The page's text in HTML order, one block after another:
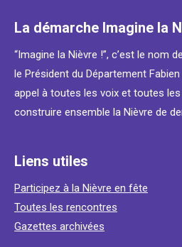
La démarche Imagine la
“Imagine la Nièvre !”, c’est le nom
le Président du Département
appel à toutes les voix et toutes
construire ensemble la Nièvre de
Liens utiles
Participez à la Nièvre en fête
Toutes les rencontres
Gazettes archivées